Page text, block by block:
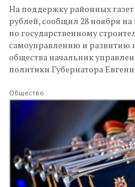
На поддержку районных
рублей, сообщил 28 ноября на
по государственному
самоуправлению и развитию
общества начальник
политики Губернатора
Общество